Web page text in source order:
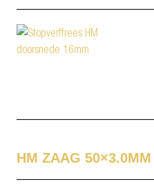
HM ZAAG 50×3.0MM